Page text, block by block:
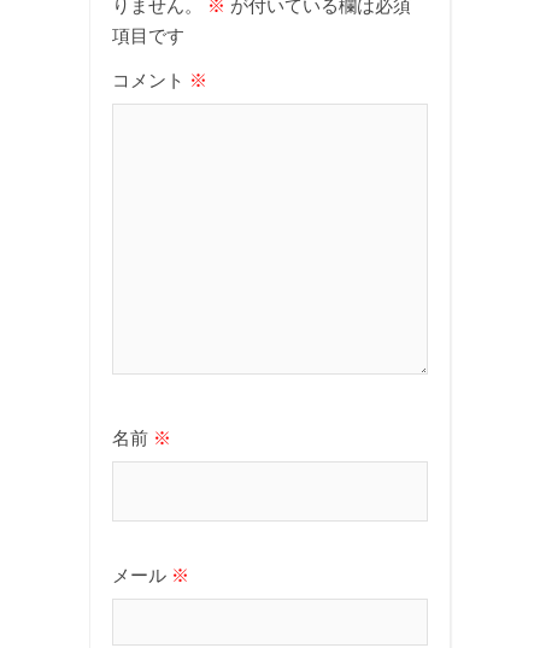
項目です
コメント ※
名前 ※
メール ※